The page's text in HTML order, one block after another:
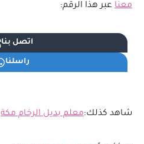
معنا عبر هذا الرقم:
اتصل بنا
راسلنا
شاهد كذلك:معلم بديل الرخام مكة